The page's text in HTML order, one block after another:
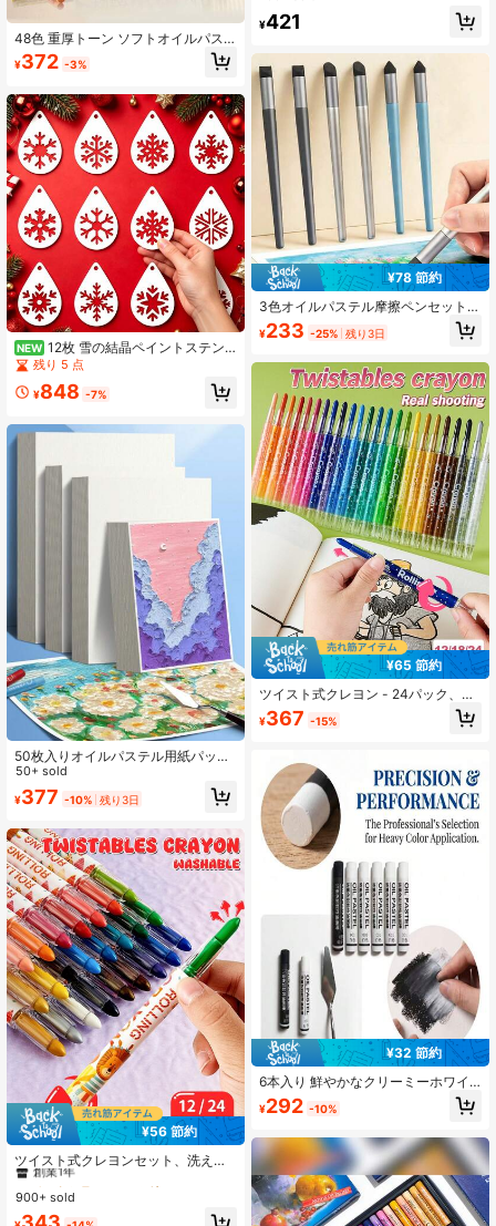
48色 重厚トーン ソフトオイルパス
テルセット、超ソフト重油ベース描
画ペン、オイルベース描画ペン、文
しています、専用オイルパステル
¥372 -3%
NEW 12枚 雪の結晶ペイントステン
シル、再利用可能なドリップ型DIY中
リスマスデコレーション、新年デコ
などに適しています - 精密なエッ
ジ、壁、木製品、ファブリッククラ
様々なホリデーデコレーションに使
残り 5 点
¥848 -7%
50枚入りオイルパステル用紙パッ
ク、上部スパイラルバインド スケッ
チブック、描画パッド、成人初心者
およびアーティスト向け美術用品、
用品
50+ sold
¥377 -10% 残り3日
¥56 節約
ツイスト式クレヨンセット、洗える
ツイストクレヨン、スムーズなテク
スチャークレヨン、簡単にきれいに
なるクレヨン、塗絵、DIYクラフトプ
ロジェクト、アート用品&ギフト、学
#1 ベストセラー
に ぬり絵チャレンジ ペイント&ドローイング用品
創業1年
#1 ベストセラー
創業1年
#1 ベストセラー
創業1年
#1 ベストセラー
900+ sold
6色マカロン&大理石テクスチャ アー
ト制作、落書き絵画、その他の描画
¥421
¥78 節約
3色オイルパステル摩擦ペンセット、
トレースペン、ぼかしペン、重色ク
レヨンソフトチップトランジション
シツール、3スタイル、水洗い可能、
アートペインティングに必須
¥233 -25% 残り3日
¥65 節約
ツイスト式クレヨン - 24パック、鮮
やかな色合い、持ちやすい ツイスト
式、汚れない色、学用品、新学期
¥367 -15%
¥32 節約
6本入り 鮮やかなクリーミーホワイ
ト&ブラック パステルスティックク
レヨン 補充用アート用品 ブレンディ
グ・グラフィティ用
¥292 -10%